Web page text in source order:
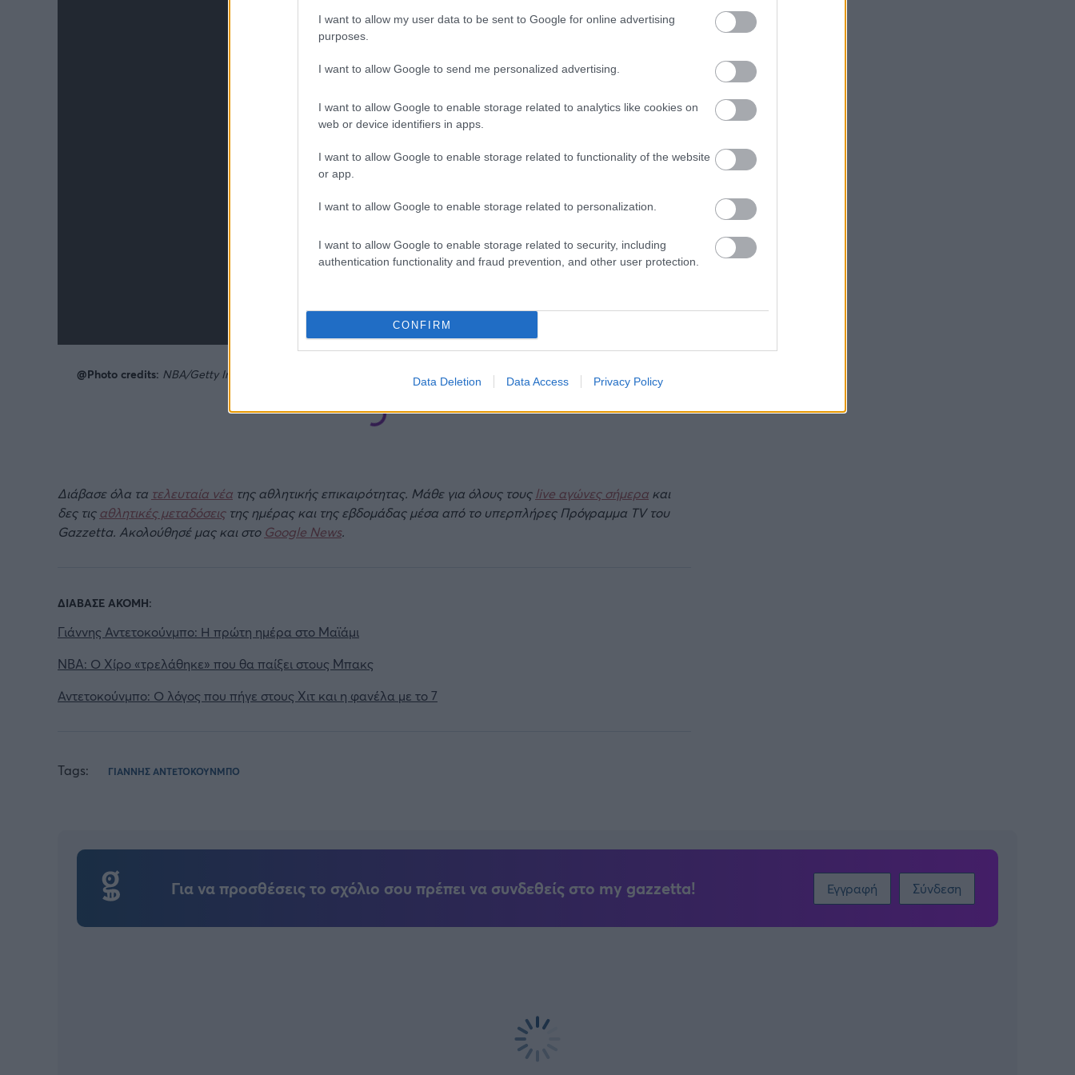
I want to allow my user data to be sent to Google for online advertising
purposes.
I want to allow Google to send me personalized advertising.
I want to allow Google to enable storage related to analytics like cookies on
web or device identifiers in apps.
I want to allow Google to enable storage related to functionality of the website
or app.
I want to allow Google to enable storage related to personalization.
I want to allow Google to enable storage related to security, including
authentication functionality and fraud prevention, and other user protection.
CONFIRM
Data Deletion Data Access Privacy Policy
@Photo credits: NBA/Getty Images
Διάβασε όλα τα τελευταία νέα της αθλητικής επικαιρότητας. Μάθε για όλους τους live αγώνες σήμερα και
δες τιςαθλητικές μεταδόσειςτης ημέρας και της εβδομάδας μέσα από το υπερπλήρες Πρόγραμμα TV του
Gazzetta. Ακολούθησέ μας και στο Google News.
ΔΙΑΒΑΣΕ ΑΚΟΜΗ:
Γιάννης Αντετοκούνμπο: Η πρώτη ημέρα στο Μαϊάμι
NBA: Ο Χίρο «τρελάθηκε» που θα παίξει στους Μπακς
Αντετοκούνμπο: Ο λόγος που πήγε στους Χιτ και η φανέλα με το 7
Tags: ΓΙΑΝΝΗΣ ΑΝΤΕΤΟΚΟΥΝΜΠΟ
Για να προσθέσεις το σχόλιο σου πρέπει να συνδεθείς στο my gazzetta! Εγγραφή Σύνδεση